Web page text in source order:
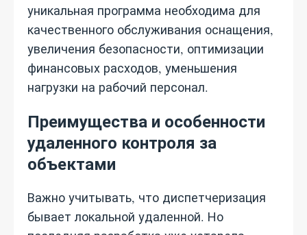
уникальная программа необходима для
качественного обслуживания оснащения,
увеличения безопасности, оптимизации
финансовых расходов, уменьшения
нагрузки на рабочий персонал.
Преимущества и особенности
удаленного контроля за
объектами
Важно учитывать, что диспетчеризация
бывает локальной удаленной. Но